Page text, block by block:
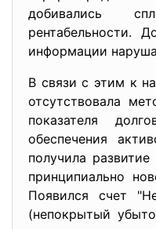
добивались
рентабельности.
информации
В связи с этим к
отсутствовала
показателя
обеспечения
получила
принципиально
Появился счет
(непокрытый